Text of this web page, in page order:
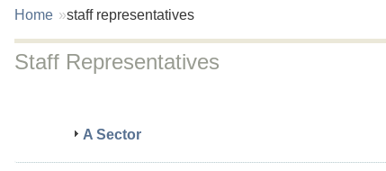
You
here:
Home staff representatives
Staff Representatives
A Sector